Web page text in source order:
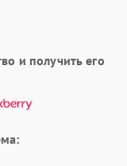
и получить его